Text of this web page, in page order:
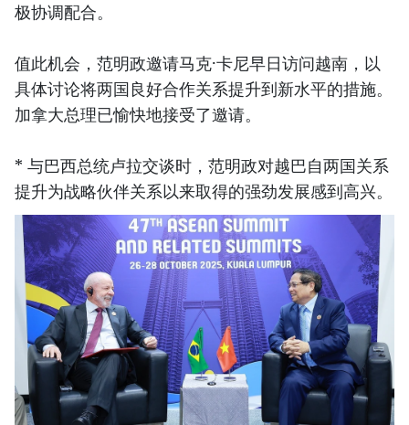
极协调配合。
值此机会，范明政邀请马克·卡尼早日访问越南，以
具体讨论将两国良好合作关系提升到新水平的措施。
加拿大总理已愉快地接受了邀请。
* 与巴西总统卢拉交谈时，范明政对越巴自两国关系
提升为战略伙伴关系以来取得的强劲发展感到高兴。